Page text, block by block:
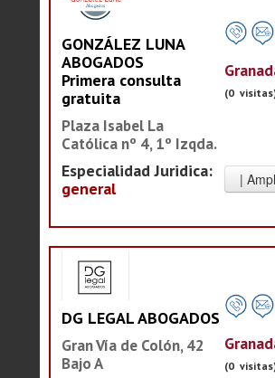
GONZÁLEZ LUNA
ABOGADOS
Primera consulta
gratuita
Plaza Isabel La
Católica nº 4, 1º Izqda.
Especialidad Juridica:
general
(0
DG LEGAL ABOGADOS
Gran Vía de Colón, 42
Bajo A
(0